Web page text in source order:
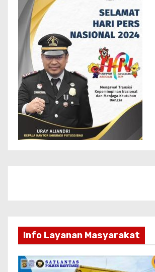
Info Layanan Masyarakat